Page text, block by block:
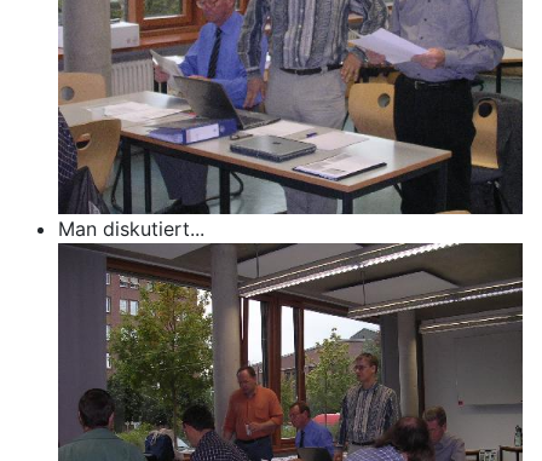
Man diskutiert...